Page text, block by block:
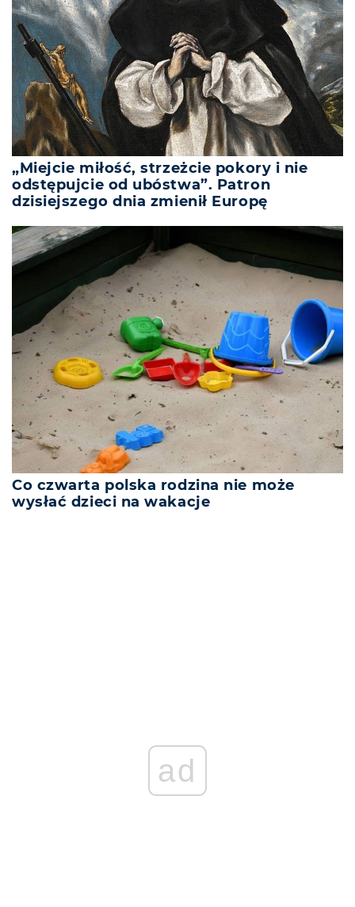
„Miejcie miłość, strzeżcie pokory i nie
odstępujcie od ubóstwa”. Patron
dzisiejszego dnia zmienił Europę
Co czwarta polska rodzina nie może
wysłać dzieci na wakacje